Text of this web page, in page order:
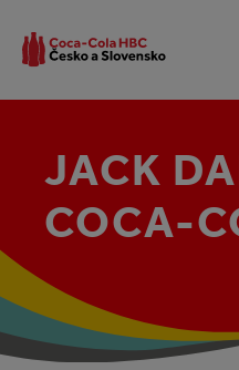
JACK
COCA-